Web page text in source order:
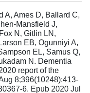
A, Ames D, Ballard C,
Mansfield J,
N, Gitlin LN,
EB, Ogunniyi A,
EL, Samus Q,
N. Dementia
report of the
8;396(10248):413-
6. Epub 2020 Jul